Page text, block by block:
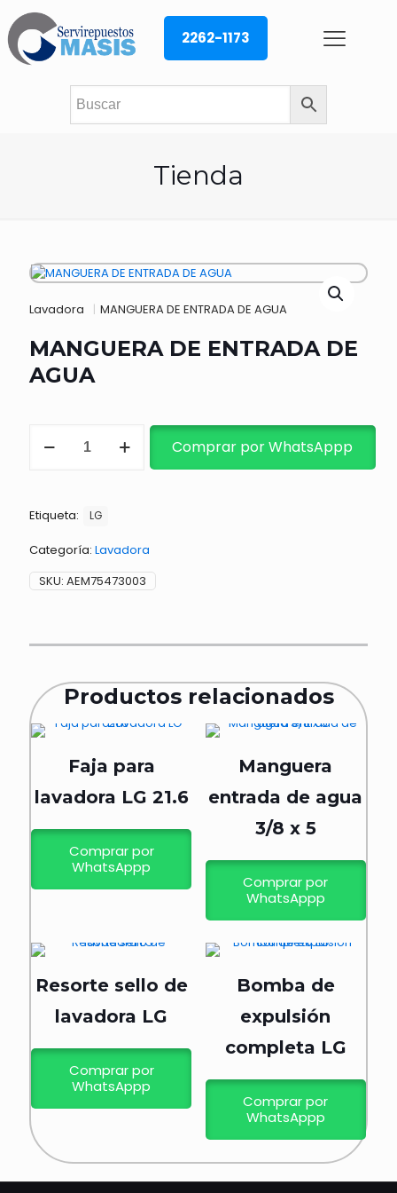
2262-1173
Tienda
Lavadora MANGUERA DE ENTRADA DE AGUA
MANGUERA DE ENTRADA DE
AGUA
cantidad
Comprar por WhatsAppp
Etiqueta: LG
Categoría: Lavadora
SKU: AEM75473003
Productos relacionados
Faja para
lavadora LG 21.6
Comprar por
WhatsAppp
Manguera
entrada de agua
3/8 x 5
Comprar por
WhatsAppp
Resorte sello de
lavadora LG
Comprar por
WhatsAppp
Bomba de
expulsión
completa LG
Comprar por
WhatsAppp